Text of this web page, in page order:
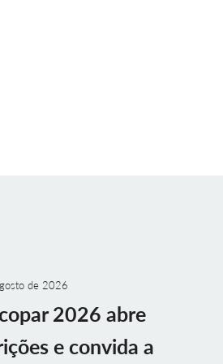
de 2026
2026 abre
e convida a